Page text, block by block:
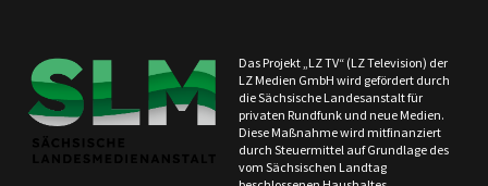
Das Projekt „LZ TV“ (LZ Television) der
LZ Medien GmbH wird gefördert durch
die Sächsische Landesanstalt für
privaten Rundfunk und neue Medien.
Diese Maßnahme wird mitfinanziert
durch Steuermittel auf Grundlage des
vom Sächsischen Landtag